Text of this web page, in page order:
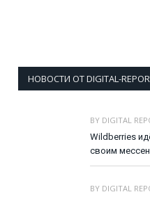
НОВОСТИ ОТ DIGITAL-
BY DIGITAL
Wildberries
своим
BY DIGITAL